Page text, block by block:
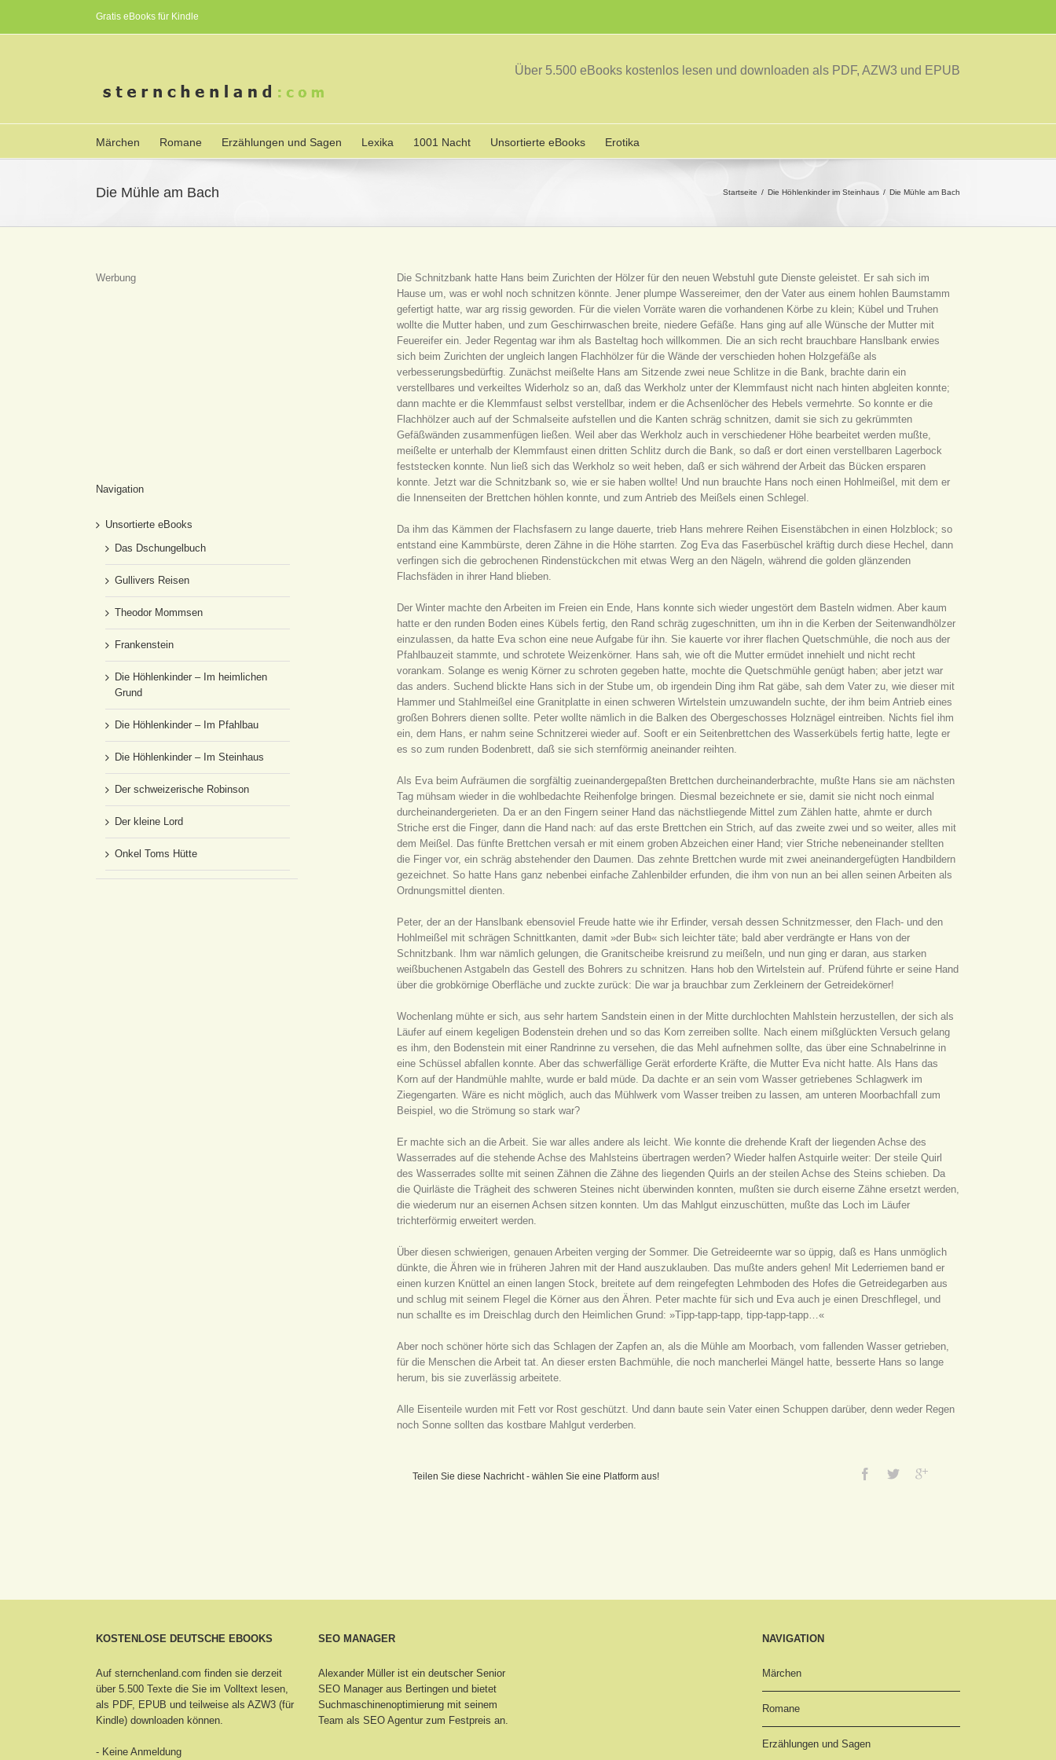
Gratis eBooks für Kindle
Über 5.500 eBooks kostenlos lesen und downloaden als PDF, AZW3 und EPUB
Märchen Romane Erzählungen und Sagen Lexika 1001 Nacht Unsortierte eBooks Erotika
Die Mühle am Bach Startseite Die Höhlenkinder im Steinhaus Die Mühle am Bach
Die Schnitzbank hatte Hans beim Zurichten der Hölzer für den neuen Webstuhl gute Dienste geleistet. Er sah sich im
Hause um, was er wohl noch schnitzen könnte. Jener plumpe Wassereimer, den der Vater aus einem hohlen Baumstamm
gefertigt hatte, war arg rissig geworden. Für die vielen Vorräte waren die vorhandenen Körbe zu klein; Kübel und Truhen
wollte die Mutter haben, und zum Geschirrwaschen breite, niedere Gefäße. Hans ging auf alle Wünsche der Mutter mit
Feuereifer ein. Jeder Regentag war ihm als Basteltag hoch willkommen. Die an sich recht brauchbare Hanslbank erwies
sich beim Zurichten der ungleich langen Flachhölzer für die Wände der verschieden hohen Holzgefäße als
verbesserungsbedürftig. Zunächst meißelte Hans am Sitzende zwei neue Schlitze in die Bank, brachte darin ein
verstellbares und verkeiltes Widerholz so an, daß das Werkholz unter der Klemmfaust nicht nach hinten abgleiten konnte;
dann machte er die Klemmfaust selbst verstellbar, indem er die Achsenlöcher des Hebels vermehrte. So konnte er die
Flachhölzer auch auf der Schmalseite aufstellen und die Kanten schräg schnitzen, damit sie sich zu gekrümmten
Gefäßwänden zusammenfügen ließen. Weil aber das Werkholz auch in verschiedener Höhe bearbeitet werden mußte,
meißelte er unterhalb der Klemmfaust einen dritten Schlitz durch die Bank, so daß er dort einen verstellbaren Lagerbock
feststecken konnte. Nun ließ sich das Werkholz so weit heben, daß er sich während der Arbeit das Bücken ersparen
konnte. Jetzt war die Schnitzbank so, wie er sie haben wollte! Und nun brauchte Hans noch einen Hohlmeißel, mit dem er
die Innenseiten der Brettchen höhlen konnte, und zum Antrieb des Meißels einen Schlegel.
Da ihm das Kämmen der Flachsfasern zu lange dauerte, trieb Hans mehrere Reihen Eisenstäbchen in einen Holzblock; so
entstand eine Kammbürste, deren Zähne in die Höhe starrten. Zog Eva das Faserbüschel kräftig durch diese Hechel, dann
verfingen sich die gebrochenen Rindenstückchen mit etwas Werg an den Nägeln, während die golden glänzenden
Flachsfäden in ihrer Hand blieben.
Der Winter machte den Arbeiten im Freien ein Ende, Hans konnte sich wieder ungestört dem Basteln widmen. Aber kaum
hatte er den runden Boden eines Kübels fertig, den Rand schräg zugeschnitten, um ihn in die Kerben der Seitenwandhölzer
einzulassen, da hatte Eva schon eine neue Aufgabe für ihn. Sie kauerte vor ihrer flachen Quetschmühle, die noch aus der
Pfahlbauzeit stammte, und schrotete Weizenkörner. Hans sah, wie oft die Mutter ermüdet innehielt und nicht recht
vorankam. Solange es wenig Körner zu schroten gegeben hatte, mochte die Quetschmühle genügt haben; aber jetzt war
das anders. Suchend blickte Hans sich in der Stube um, ob irgendein Ding ihm Rat gäbe, sah dem Vater zu, wie dieser mit
Hammer und Stahlmeißel eine Granitplatte in einen schweren Wirtelstein umzuwandeln suchte, der ihm beim Antrieb eines
großen Bohrers dienen sollte. Peter wollte nämlich in die Balken des Obergeschosses Holznägel eintreiben. Nichts fiel ihm
ein, dem Hans, er nahm seine Schnitzerei wieder auf. Sooft er ein Seitenbrettchen des Wasserkübels fertig hatte, legte er
es so zum runden Bodenbrett, daß sie sich sternförmig aneinander reihten.
Als Eva beim Aufräumen die sorgfältig zueinandergepaßten Brettchen durcheinanderbrachte, mußte Hans sie am nächsten
Tag mühsam wieder in die wohlbedachte Reihenfolge bringen. Diesmal bezeichnete er sie, damit sie nicht noch einmal
durcheinandergerieten. Da er an den Fingern seiner Hand das nächstliegende Mittel zum Zählen hatte, ahmte er durch
Striche erst die Finger, dann die Hand nach: auf das erste Brettchen ein Strich, auf das zweite zwei und so weiter, alles mit
dem Meißel. Das fünfte Brettchen versah er mit einem groben Abzeichen einer Hand; vier Striche nebeneinander stellten
die Finger vor, ein schräg abstehender den Daumen. Das zehnte Brettchen wurde mit zwei aneinandergefügten Handbildern
gezeichnet. So hatte Hans ganz nebenbei einfache Zahlenbilder erfunden, die ihm von nun an bei allen seinen Arbeiten als
Ordnungsmittel dienten.
Peter, der an der Hanslbank ebensoviel Freude hatte wie ihr Erfinder, versah dessen Schnitzmesser, den Flach- und den
Hohlmeißel mit schrägen Schnittkanten, damit »der Bub« sich leichter täte; bald aber verdrängte er Hans von der
Schnitzbank. Ihm war nämlich gelungen, die Granitscheibe kreisrund zu meißeln, und nun ging er daran, aus starken
weißbuchenen Astgabeln das Gestell des Bohrers zu schnitzen. Hans hob den Wirtelstein auf. Prüfend führte er seine Hand
über die grobkörnige Oberfläche und zuckte zurück: Die war ja brauchbar zum Zerkleinern der Getreidekörner!
Wochenlang mühte er sich, aus sehr hartem Sandstein einen in der Mitte durchlochten Mahlstein herzustellen, der sich als
Läufer auf einem kegeligen Bodenstein drehen und so das Korn zerreiben sollte. Nach einem mißglückten Versuch gelang
es ihm, den Bodenstein mit einer Randrinne zu versehen, die das Mehl aufnehmen sollte, das über eine Schnabelrinne in
eine Schüssel abfallen konnte. Aber das schwerfällige Gerät erforderte Kräfte, die Mutter Eva nicht hatte. Als Hans das
Korn auf der Handmühle mahlte, wurde er bald müde. Da dachte er an sein vom Wasser getriebenes Schlagwerk im
Ziegengarten. Wäre es nicht möglich, auch das Mühlwerk vom Wasser treiben zu lassen, am unteren Moorbachfall zum
Beispiel, wo die Strömung so stark war?
Er machte sich an die Arbeit. Sie war alles andere als leicht. Wie konnte die drehende Kraft der liegenden Achse des
Wasserrades auf die stehende Achse des Mahlsteins übertragen werden? Wieder halfen Astquirle weiter: Der steile Quirl
des Wasserrades sollte mit seinen Zähnen die Zähne des liegenden Quirls an der steilen Achse des Steins schieben. Da
die Quirläste die Trägheit des schweren Steines nicht überwinden konnten, mußten sie durch eiserne Zähne ersetzt werden,
die wiederum nur an eisernen Achsen sitzen konnten. Um das Mahlgut einzuschütten, mußte das Loch im Läufer
trichterförmig erweitert werden.
Über diesen schwierigen, genauen Arbeiten verging der Sommer. Die Getreideernte war so üppig, daß es Hans unmöglich
dünkte, die Ähren wie in früheren Jahren mit der Hand auszuklauben. Das mußte anders gehen! Mit Lederriemen band er
einen kurzen Knüttel an einen langen Stock, breitete auf dem reingefegten Lehmboden des Hofes die Getreidegarben aus
und schlug mit seinem Flegel die Körner aus den Ähren. Peter machte für sich und Eva auch je einen Dreschflegel, und
nun schallte es im Dreischlag durch den Heimlichen Grund: »Tipp-tapp-tapp, tipp-tapp-tapp…«
Aber noch schöner hörte sich das Schlagen der Zapfen an, als die Mühle am Moorbach, vom fallenden Wasser getrieben,
für die Menschen die Arbeit tat. An dieser ersten Bachmühle, die noch mancherlei Mängel hatte, besserte Hans so lange
herum, bis sie zuverlässig arbeitete.
Alle Eisenteile wurden mit Fett vor Rost geschützt. Und dann baute sein Vater einen Schuppen darüber, denn weder Regen
noch Sonne sollten das kostbare Mahlgut verderben.
Teilen Sie diese Nachricht - wählen Sie eine Platform aus!
Werbung
Navigation
Unsortierte eBooks
Das Dschungelbuch
Gullivers Reisen
Theodor Mommsen
Frankenstein
Die Höhlenkinder – Im heimlichen
Grund
Die Höhlenkinder – Im Pfahlbau
Die Höhlenkinder – Im Steinhaus
Der schweizerische Robinson
Der kleine Lord
Onkel Toms Hütte
KOSTENLOSE DEUTSCHE EBOOKS
Auf sternchenland.com finden sie derzeit
über 5.500 Texte die Sie im Volltext lesen,
als PDF, EPUB und teilweise als AZW3 (für
Kindle) downloaden können.
- Keine Anmeldung
SEO MANAGER
Alexander Müller ist ein deutscher Senior
SEO Manager aus Bertingenund bietet
Suchmaschinenoptimierung mit seinem
Team als SEO Agentur zum Festpreis an.
NAVIGATION
Märchen
Romane
Erzählungen und Sagen